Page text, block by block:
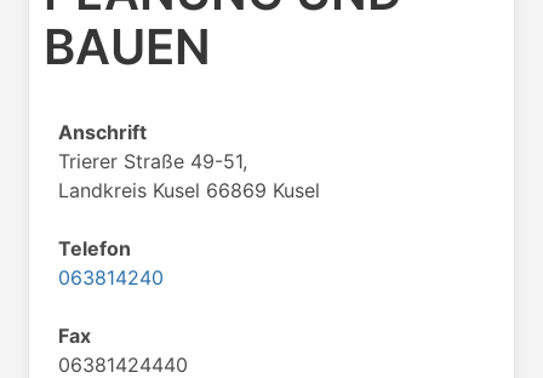
BAUEN
Anschrift
Trierer Straße 49-51,
Landkreis Kusel 66869 Kusel
Telefon
063814240
Fax
06381424440